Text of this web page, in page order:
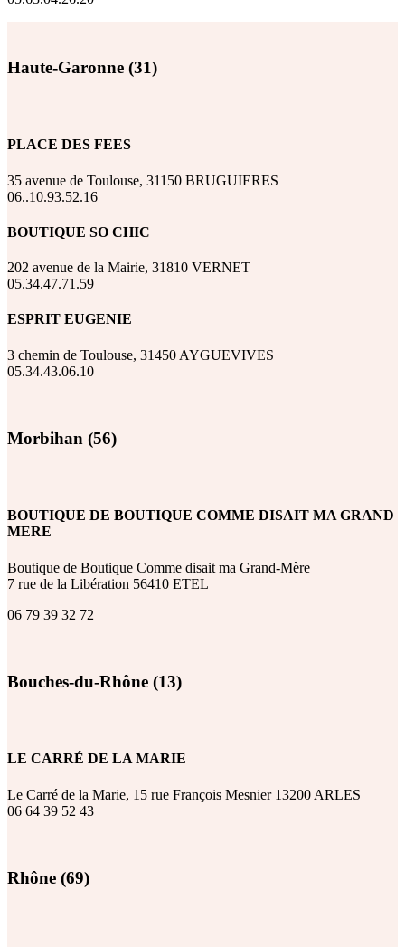
Haute-Garonne (31)
PLACE DES FEES
35 avenue de Toulouse, 31150 BRUGUIERES
06..10.93.52.16
BOUTIQUE SO CHIC
202 avenue de la Mairie, 31810 VERNET
05.34.47.71.59
ESPRIT EUGENIE
3 chemin de Toulouse, 31450 AYGUEVIVES
05.34.43.06.10
Morbihan (56)
BOUTIQUE DE BOUTIQUE COMME DISAIT MA GRAND
MERE
Boutique de Boutique Comme disait ma Grand-Mère
7 rue de la Libération 56410 ETEL
06 79 39 32 72
Bouches-du-Rhône (13)
LE CARRÉ DE LA MARIE
Le Carré de la Marie, 15 rue François Mesnier 13200 ARLES
06 64 39 52 43
Rhône (69)